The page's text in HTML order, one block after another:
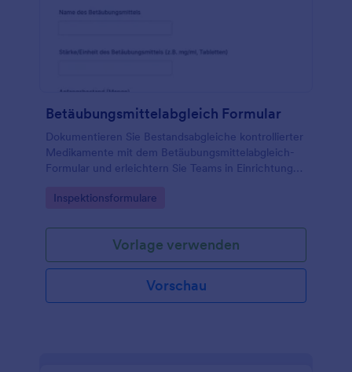
Betäubungsmittelabgleich Formular
Dokumentieren Sie Bestandsabgleiche kontrollierter
Medikamente mit dem Betäubungsmittelabgleich-
Formular und erleichtern Sie Teams in Einrichtungen
jeder Formularantwort mit Jotform.
Go to Category:
Inspektionsformulare
Vorlage verwenden
Vorschau